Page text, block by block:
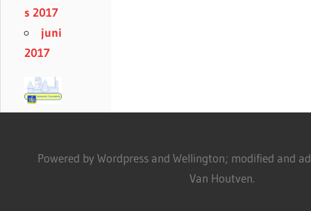
s 2017
juni
2017
Powered by Wordpress and Wellington; modified and
Van Houtven.